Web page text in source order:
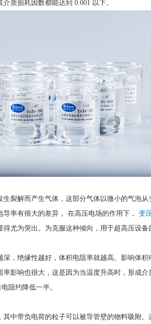
质损耗因数都能达到 0.001 以下。
裂解而产生气体，这部分气体以微小的气泡从
率有很大的差异， 在高压电场的作用下， 变
尤为突出。为克服这种倾向，用于超高压设备
深，绝缘性越好，体积电阻率就越高。影响体
影响也很大，这是因为当温度升高时，形成
阻约降低一半。
其中带负电荷的粒子可以被导管壁的物料吸附。